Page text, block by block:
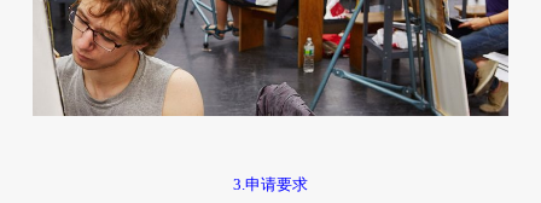
3.申请要求